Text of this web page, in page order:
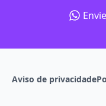
Aviso de privacidade